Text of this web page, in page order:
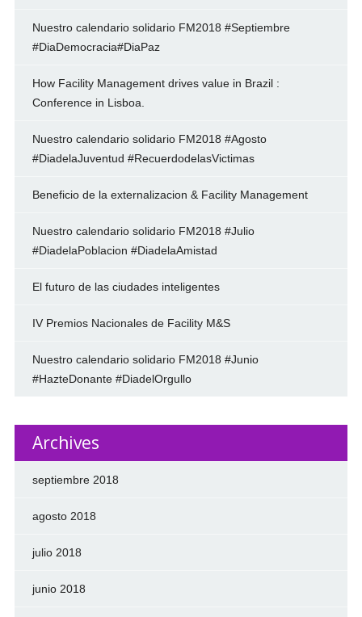
Nuestro calendario solidario FM2018 #Septiembre
#DiaDemocracia#DiaPaz
How Facility Management drives value in Brazil :
Conference in Lisboa.
Nuestro calendario solidario FM2018 #Agosto
#DiadelaJuventud #RecuerdodelasVictimas
Beneficio de la externalizacion & Facility Management
Nuestro calendario solidario FM2018 #Julio
#DiadelaPoblacion #DiadelaAmistad
El futuro de las ciudades inteligentes
IV Premios Nacionales de Facility M&S
Nuestro calendario solidario FM2018 #Junio
#HazteDonante #DiadelOrgullo
Archives
septiembre 2018
agosto 2018
julio 2018
junio 2018